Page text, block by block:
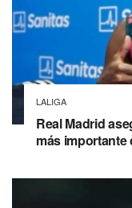
LALIGA
Real Madrid
más importante